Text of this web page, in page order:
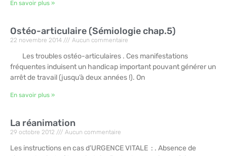
En savoir plus »
Ostéo-articulaire (Sémiologie chap.5)
22 novembre 2014 Aucun commentaire
Les troubles ostéo-articulaires . Ces manifestations
fréquentes induisent un handicap important pouvant générer un
arrêt de travail (jusqu’à deux années !). On
En savoir plus »
La réanimation
29 octobre 2012 Aucun commentaire
Les instructions en cas d’URGENCE VITALE : . Absence de